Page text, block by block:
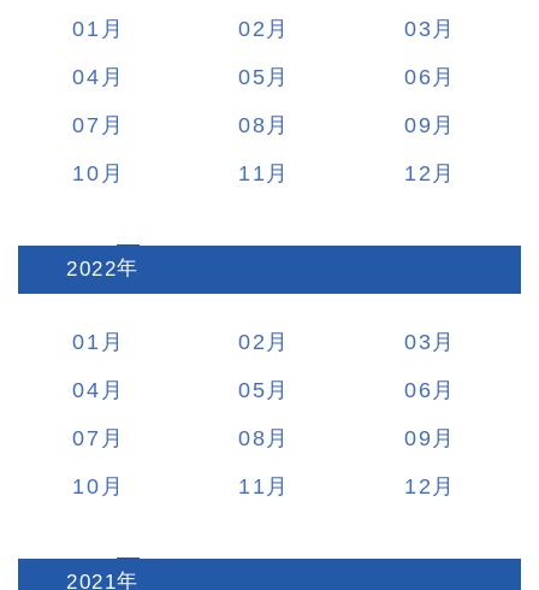
01 02
03
04
05
06
07
08
09
10
11 12
2022:
01 02
03
04
05
06
07
08
09
10
11 12
2021: